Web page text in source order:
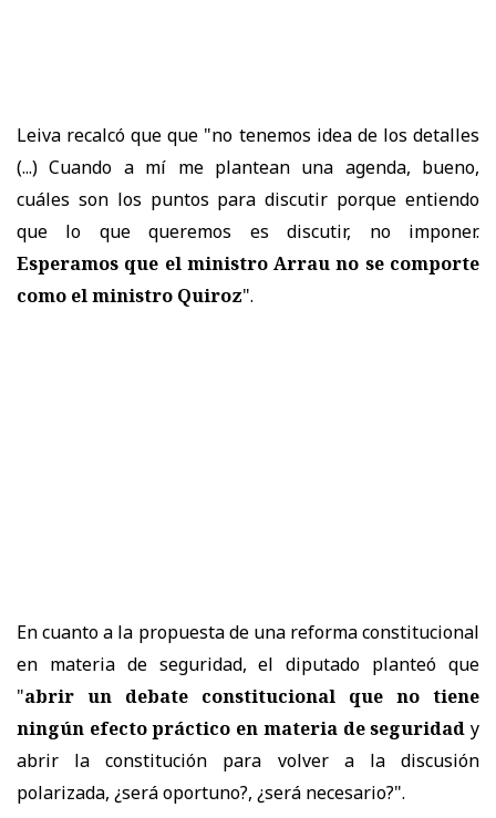
Leiva recalcó que que "no tenemos idea de los detalles
(...) Cuando a mí me plantean una agenda, bueno,
cuáles son los puntos para discutir porque entiendo
que lo que queremos es discutir, no imponer.
Esperamos que el ministro Arrau no se comporte
como el ministro Quiroz".
En cuanto a la propuesta de una reforma constitucional
en materia de seguridad, el diputado planteó que
"abrir un debate constitucional que no tiene
ningún efecto práctico en materia de seguridad y
abrir la constitución para volver a la discusión
polarizada, ¿será oportuno?, ¿será necesario?".